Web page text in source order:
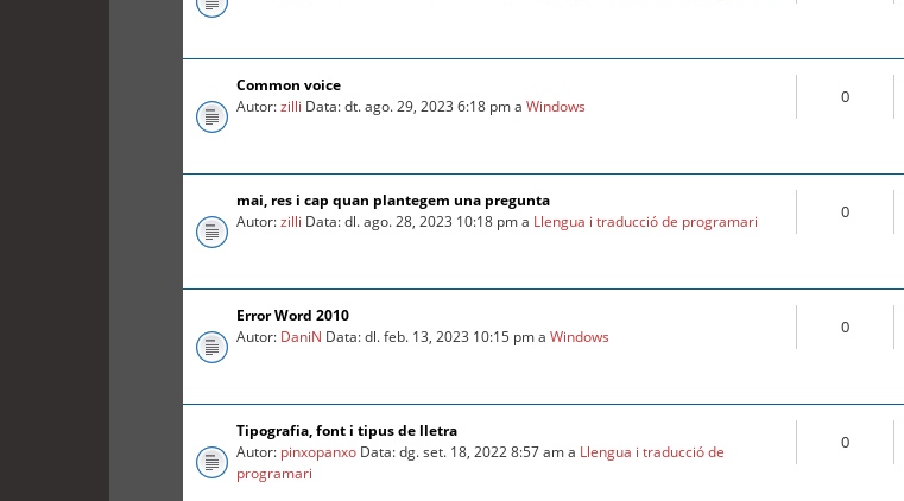
Common voice
Autor:zilli Data: dt. ago. 29, 2023 6:18 pm aWindows 0
mai, res i cap quan plantegem una pregunta
Autor:zilli Data: dl. ago. 28, 2023 10:18 pm a Llengua i traducció de programari 0
Error Word 2010
Autor: DaniN Data: dl. feb. 13, 2023 10:15 pm aWindows 0
Tipografia, font i tipus de lletra
Autor: pinxopanxo Data: dg. set. 18, 2022 8:57 am a Llengua i traducció de
programari
0